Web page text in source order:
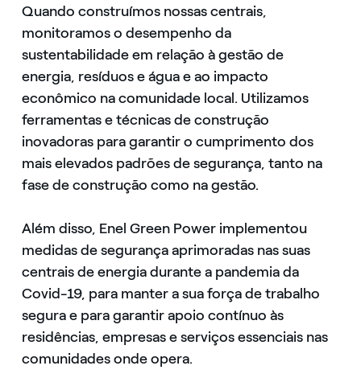
Quando construímos nossas centrais,
monitoramos o desempenho da
sustentabilidade em relação à gestão de
energia, resíduos e água e ao impacto
econômico na comunidade local. Utilizamos
ferramentas e técnicas de construção
inovadoras para garantir o cumprimento dos
mais elevados padrões de segurança, tanto na
fase de construção como na gestão.
Além disso, Enel Green Power implementou
medidas de segurança aprimoradas nas suas
centrais de energia durante a pandemia da
Covid-19, para manter a sua força de trabalho
segura e para garantir apoio contínuo às
residências, empresas e serviços essenciais nas
comunidades onde opera.